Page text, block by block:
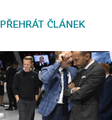
PŘEHRÁT ČLÁNEK